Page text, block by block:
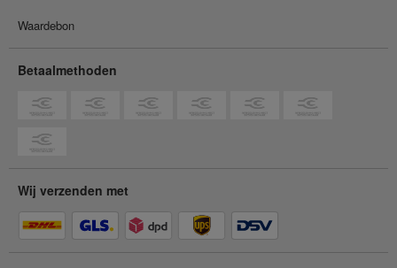
Waardebon
Betaalmethoden
Wij verzenden met